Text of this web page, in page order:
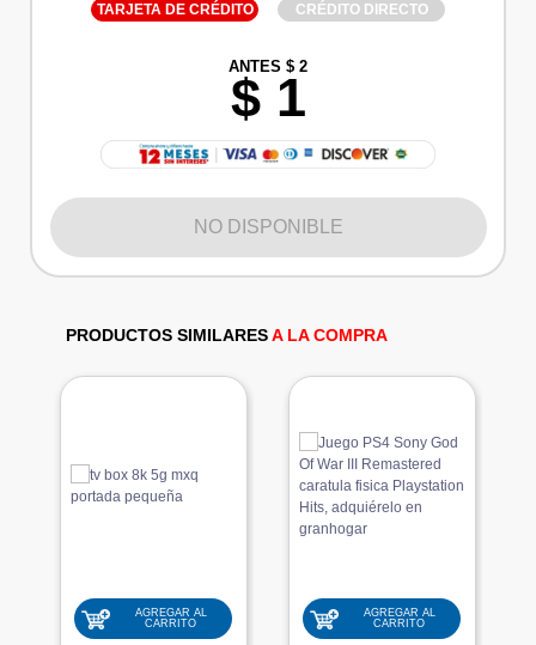
TARJETA DE CRÉDITO CRÉDITO DIRECTO
ANTES $ 2
$ 1
NO DISPONIBLE
PRODUCTOS SIMILARESA LA COMPRA
AGREGAR AL
CARRITO
AGREGAR AL
CARRITO